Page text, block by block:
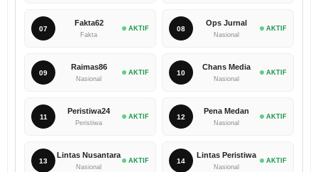
07
Fakta62
Fakta
AKTIF 08
Ops Jurnal
Nasional
AKTIF
09
Raimas86
Nasional
AKTIF 10
Chans Media
Nasional
AKTIF
11
Peristiwa24
Peristiwa
AKTIF 12
Pena Medan
Nasional
AKTIF
13
Lintas Nusantara
Nasional
AKTIF 14
Lintas Peristiwa
Nasional
AKTIF